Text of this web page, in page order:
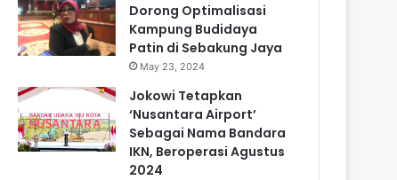
Dorong Optimalisasi
Kampung Budidaya
Patin di Sebakung Jaya
May 23, 2024
Jokowi Tetapkan
‘Nusantara Airport’
Sebagai Nama Bandara
IKN, Beroperasi Agustus
2024